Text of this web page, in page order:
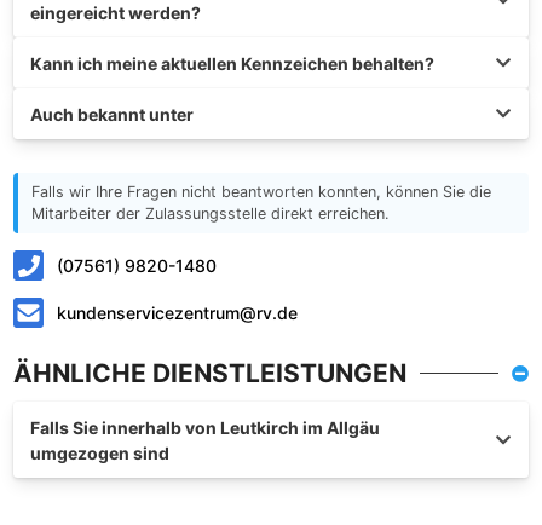
eingereicht werden?
Kann ich meine aktuellen Kennzeichen behalten?
Auch bekannt unter
Falls wir Ihre Fragen nicht beantworten konnten, können Sie die
Mitarbeiter der Zulassungsstelle direkt erreichen.
(07561) 9820-1480
kundenservicezentrum@rv.de
ÄHNLICHE DIENSTLEISTUNGEN
Falls Sie innerhalb von Leutkirch im Allgäu
umgezogen sind